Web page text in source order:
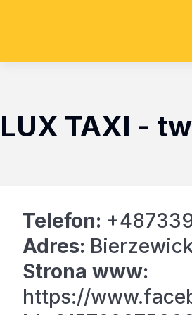
LUX TAXI -
Telefon:
Adres:
Strona www:
https://